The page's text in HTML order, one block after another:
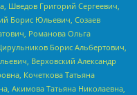
Шведов Григорий Сергеевич,
Борис Юльевич, Созаев
Романова Ольга
Борис Альбертович,
Верховский Александр
Кочеткова Татьяна
Акимова Татьяна Николаевна,